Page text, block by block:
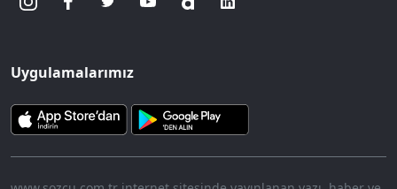
Uygulamalarımız